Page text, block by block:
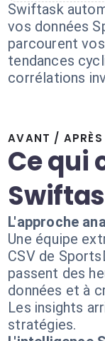
Swiftask
vos données
parcourent
tendances
corrélations
AVANT / APRÈS
Ce qui
L'approche
Une équipe
CSV de
passent des
données et à
Les insights
stratégies.